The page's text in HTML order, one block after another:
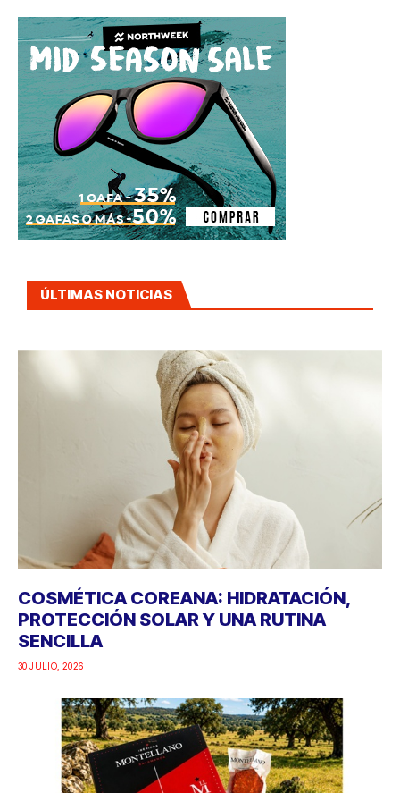
ÚLTIMAS NOTICIAS
COSMÉTICA COREANA: HIDRATACIÓN,
PROTECCIÓN SOLAR Y UNA RUTINA
SENCILLA
30 JULIO, 2026